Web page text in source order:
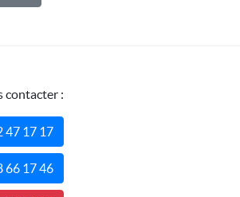
contacter :
47 17 17
66 17 46